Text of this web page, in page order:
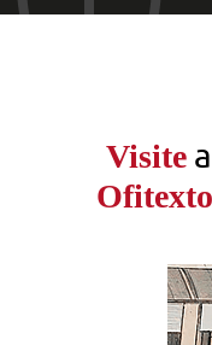
Visitea
Ofitexto